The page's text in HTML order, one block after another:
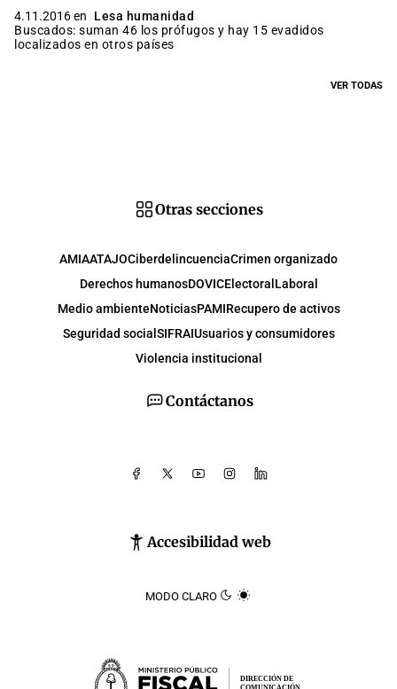
4.11.2016 en
Lesa humanidad
Buscados: suman 46 los prófugos y hay 15 evadidos
localizados en otros países
VER TODAS
Contáctanos
Accesibilidad web
MODO CLARO
Otras secciones
AMIAATAJOCiberdelincuenciaCrimen organizado
Derechos humanosDOVICElectoral Laboral
Medio ambienteNoticiasPAMIRecupero de activos
Seguridad social SIFRAIUsuarios y consumidores
Violencia institucional
DIRECCIÓN DE